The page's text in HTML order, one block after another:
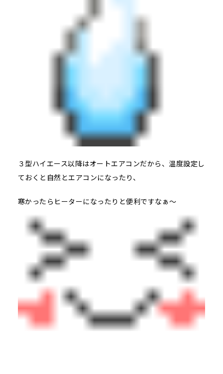
３型ハイエース以降はオートエアコンだから、温度設定し
ておくと自然とエアコンになったり、
寒かったらヒーターになったりと便利ですなぁ～